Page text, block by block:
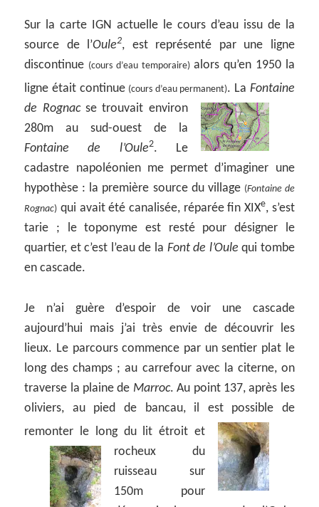
Sur la carte IGN actuelle le cours d’eau issu de la
source de l’Oule2, est représenté par une ligne
discontinue (cours d’eau temporaire)alors qu’en 1950 la
ligne était continue (cours d’eau permanent). La Fontaine
de Rognacse trouvait environ
280m au sud-ouest de la
Fontaine de l’Oule2. Le
cadastre napoléonien me permet d’imaginer une
hypothèse : la première source du village (Fontaine de
Rognac) qui avait été canalisée, réparée fin XIXe, s’est
tarie ; le toponyme est resté pour désigner le
quartier, et c’est l’eau de la Font de l’Oule qui tombe
en cascade.
Je n’ai guère d’espoir de voir une cascade
aujourd’hui mais j’ai très envie de découvrir les
lieux. Le parcours commence par un sentier plat le
long des champs ; au carrefour avec la citerne, on
traverse la plaine de Marroc. Au point 137, après les
oliviers, au pied de bancau, il est possible de
remonter le long du lit étroit et
rocheux du
ruisseau sur
150m pour